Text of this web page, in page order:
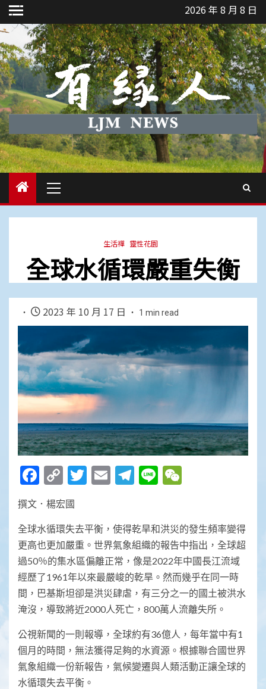
Skip
to
content
2026 年 8 月 8 日
Menu
生活禪 靈性花園
全球水循環嚴重失衡
2023 年 10 月 17 日 1 min read
Facebook
Copy
Link
Twitter
EmailTelegram
Line
撰文．楊宏國
全球水循環失去平衡，使得乾旱和洪災的發生頻率變得
更高也更加嚴重。世界氣象組織的報告中指出，全球超
過50％的集水區偏離正常，像是2022年中國長江流域
經歷了1961年以來最嚴峻的乾旱。然而幾乎在同一時
間，巴基斯坦卻是洪災肆虐，有三分之一的國土被洪水
淹沒，導致將近2000人死亡，800萬人流離失所。
公視新聞的一則報導，全球約有36億人，每年當中有1
個月的時間，無法獲得足夠的水資源。根據聯合國世界
氣象組織一份新報告，氣候變遷與人類活動正讓全球的
水循環失去平衡。